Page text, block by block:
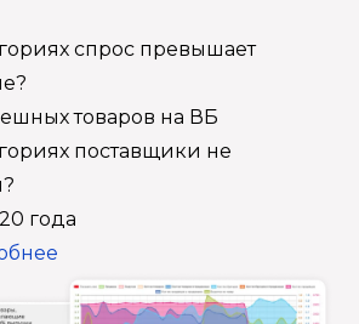
спрос превышает
товаров на ВБ
поставщики не
года